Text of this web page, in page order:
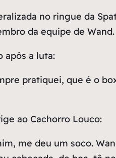
no ringue da
da equipe de Wand.
após a luta:
pratiquei, que é o
ao Cachorro Louco:
me deu um soco.